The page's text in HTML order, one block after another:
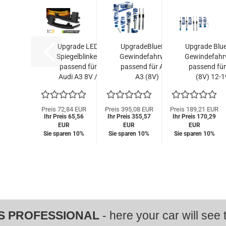
Upgrade LED
Spiegelblinker
passend für
Audi A3 8V /
16
schwarz/rauch
dynamisch
Preis 72,84 EUR
Ihr Preis 65,56
EUR
Sie sparen 10%
UpgradeBlueLine
Gewindefahrwerk
passend für Audi
A3 (8V)
Limo 12-19, 1.6
TDI, 2.0TDI, nur...
Preis 395,08 EUR
Ihr Preis 355,57
EUR
Sie sparen 10%
Upgrade
passend für
(8V) 12-
Limousine
TDI, 2.0TDI,
Preis 189,21 EUR
Ihr Preis 170,29
EUR
Sie sparen 10%
PROFESSIONAL- here your car will see